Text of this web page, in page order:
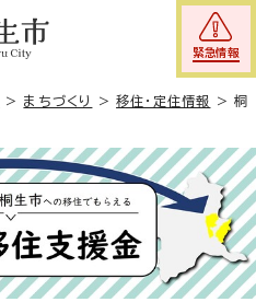
緊急情報
> まちづくり >移住・定住情報 >桐